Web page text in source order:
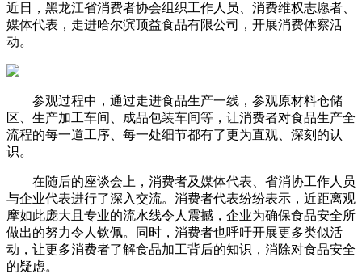
近日，黑龙江省消费者协会组织工作人员、消费维权志愿者、
媒体代表，走进哈尔滨顶益食品有限公司，开展消费体察活
动。
参观过程中，通过走进食品生产一线，参观原材料仓储
区、生产加工车间、成品包装车间等，让消费者对食品生产全
流程的每一道工序、每一处细节都有了更为直观、深刻的认
识。
在随后的座谈会上，消费者及媒体代表、省消协工作人员
与企业代表进行了深入交流。消费者代表纷纷表示，近距离观
摩如此庞大且专业的流水线令人震撼，企业为确保食品安全所
做出的努力令人钦佩。同时，消费者也呼吁开展更多类似活
动，让更多消费者了解食品加工背后的知识，消除对食品安全
的疑虑。